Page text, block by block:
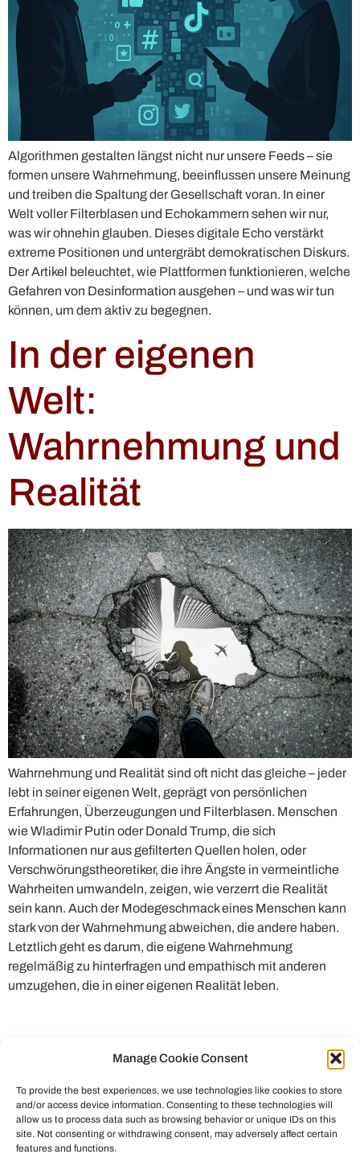
Manage Cookie Consent
To provide the best experiences, we use technologies like cookies to store
and/or access device information. Consenting to these technologies will
allow us to process data such as browsing behavior or unique IDs on this
site. Not consenting or withdrawing consent, may adversely affect certain
features and functions.
Algorithmen gestalten längst nicht nur unsere Feeds – sie
formen unsere Wahrnehmung, beeinflussen unsere Meinung
und treiben die Spaltung der Gesellschaft voran. In einer
Welt voller Filterblasen und Echokammern sehen wir nur,
was wir ohnehin glauben. Dieses digitale Echo verstärkt
extreme Positionen und untergräbt demokratischen Diskurs.
Der Artikel beleuchtet, wie Plattformen funktionieren, welche
Gefahren von Desinformation ausgehen – und was wir tun
können, um dem aktiv zu begegnen.
In der eigenen
Welt:
Wahrnehmung und
Realität
Wahrnehmung und Realität sind oft nicht das gleiche – jeder
lebt in seiner eigenen Welt, geprägt von persönlichen
Erfahrungen, Überzeugungen und Filterblasen. Menschen
wie Wladimir Putin oder Donald Trump, die sich
Informationen nur aus gefilterten Quellen holen, oder
Verschwörungstheoretiker, die ihre Ängste in vermeintliche
Wahrheiten umwandeln, zeigen, wie verzerrt die Realität
sein kann. Auch der Modegeschmack eines Menschen kann
stark von der Wahrnehmung abweichen, die andere haben.
Letztlich geht es darum, die eigene Wahrnehmung
regelmäßig zu hinterfragen und empathisch mit anderen
umzugehen, die in einer eigenen Realität leben.